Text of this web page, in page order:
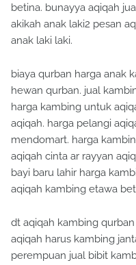
betina. bunayya aqiqah
akikah anak laki2 pesan
anak laki laki.
biaya qurban harga anak
hewan qurban. jual
harga kambing untuk
aqiqah. harga pelangi
mendomart. harga
aqiqah cinta ar rayyan
bayi baru lahir harga
aqiqah kambing etawa
dt aqiqah kambing
aqiqah harus kambing
perempuan jual bibit